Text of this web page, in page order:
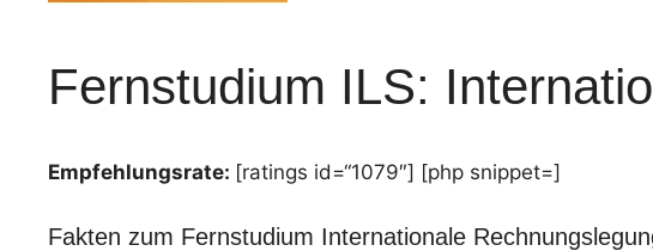
Fernstudium ILS:
Empfehlungsrate: [ratings id=“1079″] [php snippet=]
Fakten zum Fernstudium Internationale